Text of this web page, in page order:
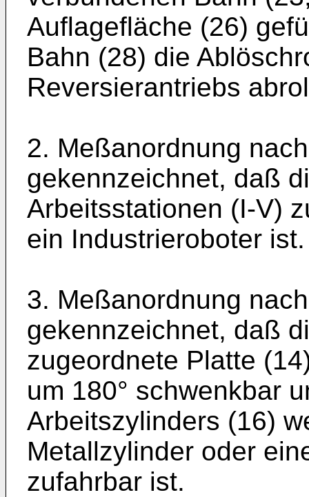
Auflagefläche (26)
Bahn (28) die
Reversierantriebs
2. Meßanordnung
gekennzeichnet, daß
Arbeitsstationen (I-V)
ein Industrieroboter ist.
3. Meßanordnung
gekennzeichnet, daß
zugeordnete Platte
um 180° schwenkbar
Arbeits­zylinders (16)
Metallzylinder oder
zufahrbar ist.